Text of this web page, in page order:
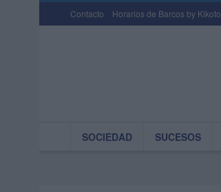
Contacto Horarios de Barcos by Kikoto
SOCIEDAD SUCESOS